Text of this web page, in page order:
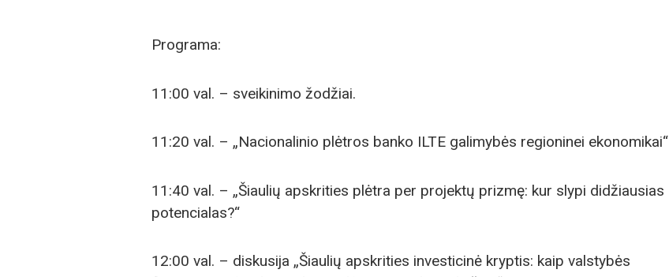
Programa:
11:00 val. – sveikinimo žodžiai.
11:20 val. – „Nacionalinio plėtros banko ILTE galimybės regioninei ekonomikai“
11:40 val. – „Šiaulių apskrities plėtra per projektų prizmę: kur slypi didžiausias
potencialas?“
12:00 val. – diskusija „Šiaulių apskrities investicinė kryptis: kaip valstybės